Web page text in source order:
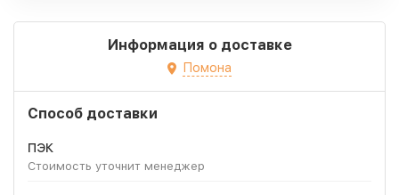
Информация о доставке
Помона
Способ доставки
ПЭК
Стоимость уточнит менеджер